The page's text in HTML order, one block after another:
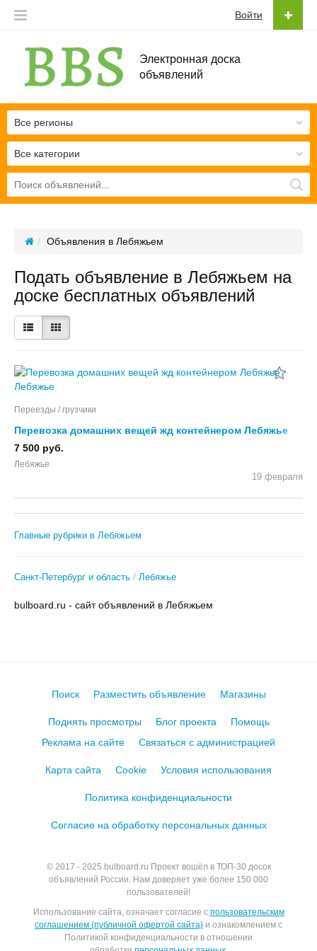
Электронная доска
объявлений
Войти
Все категории
Все регионы
Объявления в Лебяжьем
Подать объявление в Лебяжьем на
доске бесплатных объявлений
Переезды / грузчики
Перевозка домашних вещей жд контейнером Лебяжье
7 500 руб.
Лебяжье
19 февраля
Главные рубрики в Лебяжьем
Санкт-Петербург и область Лебяжье
bulboard.ru - сайт объявлений в Лебяжьем
© 2017 - 2025 bulboard.ru Проект вошёл в ТОП-30 досок
объявлений России. Нам доверяет уже более 150 000
пользователей!
Использование сайта, означает согласие с пользовательским
соглашением (публичной офертой сайта) и ознакомлением с
Политикой конфиденциальности в отношении
Поиск Разместить объявление Магазины
Поднять просмотры Блог проекта
Помощь
Реклама на сайте
Связаться с администрацией
Карта сайта Cookie Условия использования
Политика конфиденциальности
Согласие на обработку персональных данных